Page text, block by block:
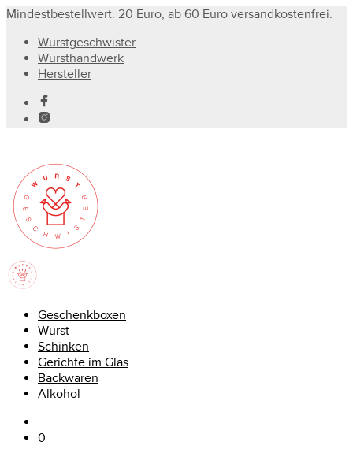
Mindestbestellwert: 20 Euro, ab 60 Euro versandkostenfrei.
Wurstgeschwister
Wursthandwerk
Hersteller
Geschenkboxen
Wurst
Schinken
Gerichte im Glas
Backwaren
Alkohol
0